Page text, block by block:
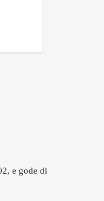
e gode di